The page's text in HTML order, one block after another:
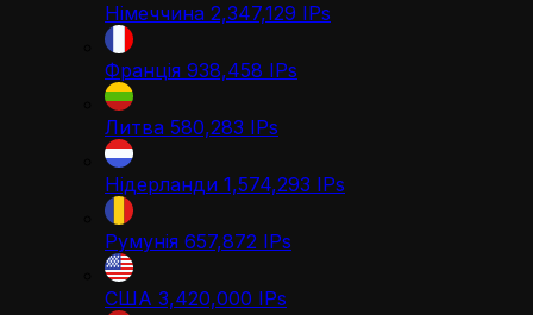
Німеччина 2,347,129 IPs
Франція 938,458 IPs
Литва 580,283 IPs
Нідерланди 1,574,293 IPs
Румунія 657,872 IPs
США 3,420,000 IPs